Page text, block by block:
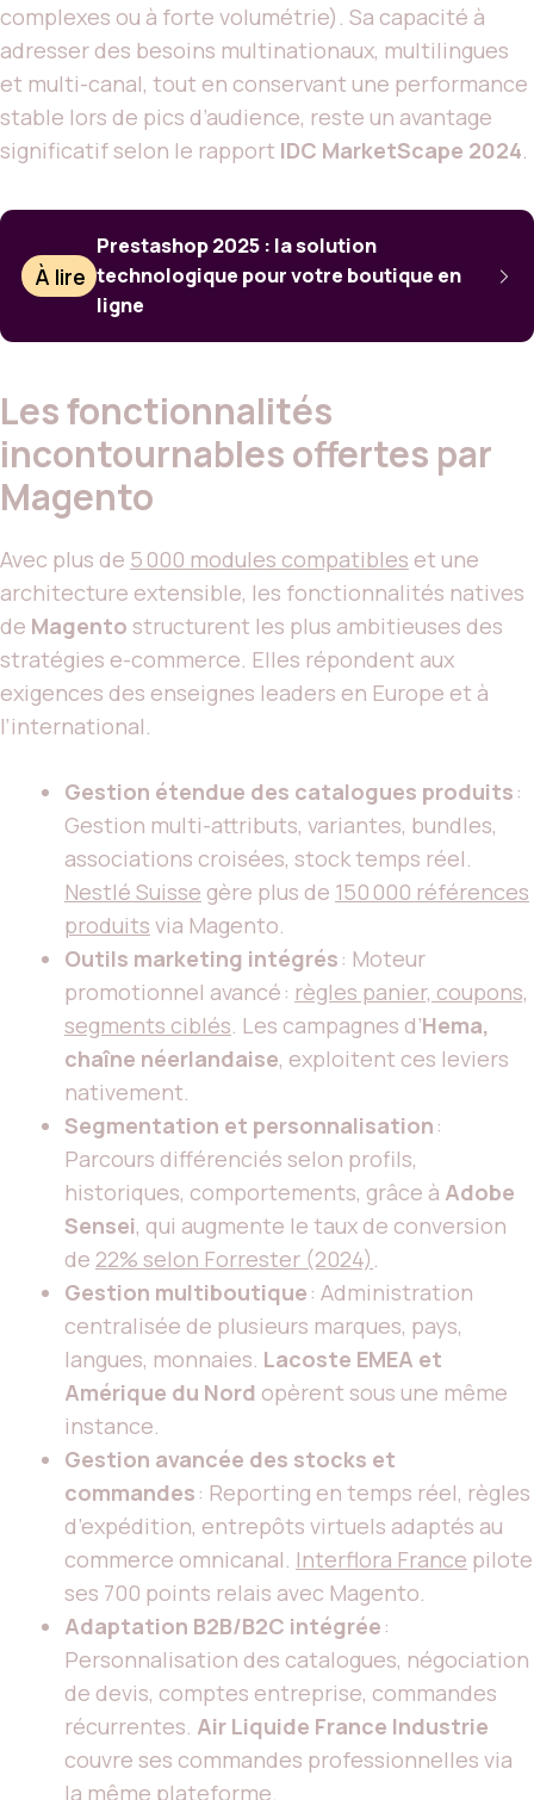
complexes ou à forte volumétrie). Sa capacité à
adresser des besoins multinationaux, multilingues
et multi-canal, tout en conservant une performance
stable lors de pics d’audience, reste un avantage
significatif selon le rapport IDC MarketScape 2024.
À lire
Prestashop 2025 : la solution
technologique pour votre boutique en
ligne
Les fonctionnalités
incontournables offertes par
Magento
Avec plus de 5 000 modules compatibles et une
architecture extensible, les fonctionnalités natives
de Magento structurent les plus ambitieuses des
stratégies e-commerce. Elles répondent aux
exigences des enseignes leaders en Europe et à
l’international.
Gestion étendue des catalogues produits:
Gestion multi-attributs, variantes, bundles,
associations croisées, stock temps réel.
Nestlé Suisse gère plus de 150 000 références
produits via Magento.
Outils marketing intégrés: Moteur
promotionnel avancé : règles panier, coupons,
segments ciblés. Les campagnes d’Hema,
chaîne néerlandaise, exploitent ces leviers
nativement.
Segmentation et personnalisation:
Parcours différenciés selon profils,
historiques, comportements, grâce à Adobe
Sensei, qui augmente le taux de conversion
de 22% selon Forrester (2024).
Gestion multiboutique: Administration
centralisée de plusieurs marques, pays,
langues, monnaies. Lacoste EMEA et
Amérique du Nord opèrent sous une même
instance.
Gestion avancée des stocks et
commandes: Reporting en temps réel, règles
d’expédition, entrepôts virtuels adaptés au
commerce omnicanal. Interflora France pilote
ses 700 points relais avec Magento.
Adaptation B2B/B2C intégrée:
Personnalisation des catalogues, négociation
de devis, comptes entreprise, commandes
récurrentes. Air Liquide France Industrie
couvre ses commandes professionnelles via
la même plateforme.